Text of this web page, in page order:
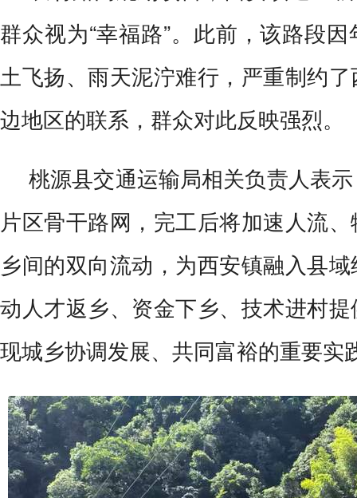
群众视为“幸福路”。此前，该路段
土飞扬、雨天泥泞难行，严重制约
边地区的联系，群众对此反映强烈。
桃源县交通运输局相关负责人表
片区骨干路网，完工后将加速人流
乡间的双向流动，为西安镇融入县
动人才返乡、资金下乡、技术进村
现城乡协调发展、共同富裕的重要实